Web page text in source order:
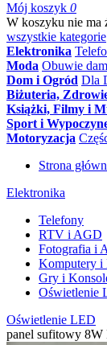
Mój koszyk 0
W koszyku nie ma
wszystkie kategorie
Elektronika
Moda Obuwie
Dom i Ogród Dla
Biżuteria,
Książki, Filmy i
Sport i
Motoryzacja
Strona
Elektronika
Telefony
RTV i AGD
Fotografia i
Komputery i
Gry i
Oświetlenie
Oświetlenie LED
panel sufitowy 8W